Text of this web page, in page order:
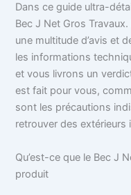
Dans ce guide ultra-
Bec J Net Gros
une multitude d’avis et
les informations
et vous livrons un
est fait pour vous,
sont les précautions
retrouver des extérieurs
Qu’est-ce que le Bec J
produit